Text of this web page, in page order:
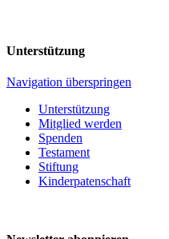
Unterstützung
Navigation überspringen
Unterstützung
Mitglied werden
Spenden
Testament
Stiftung
Kinderpatenschaft